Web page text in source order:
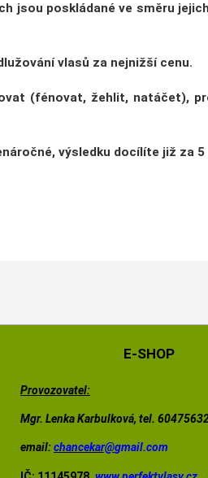
jsou poskládané ve směru
vlasů za nejnižší cenu.
(fénovat, žehlit, natáčet),
, výsledku docílíte již za
E-SHOP
Provozovatel:
Mgr. Lenka Karbulková, tel.
email:chancekar@gmail.com